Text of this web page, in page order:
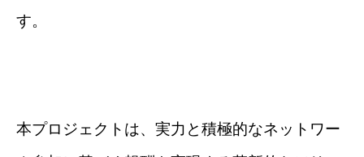
す。
本プロジェクトは、実力と積極的なネットワー